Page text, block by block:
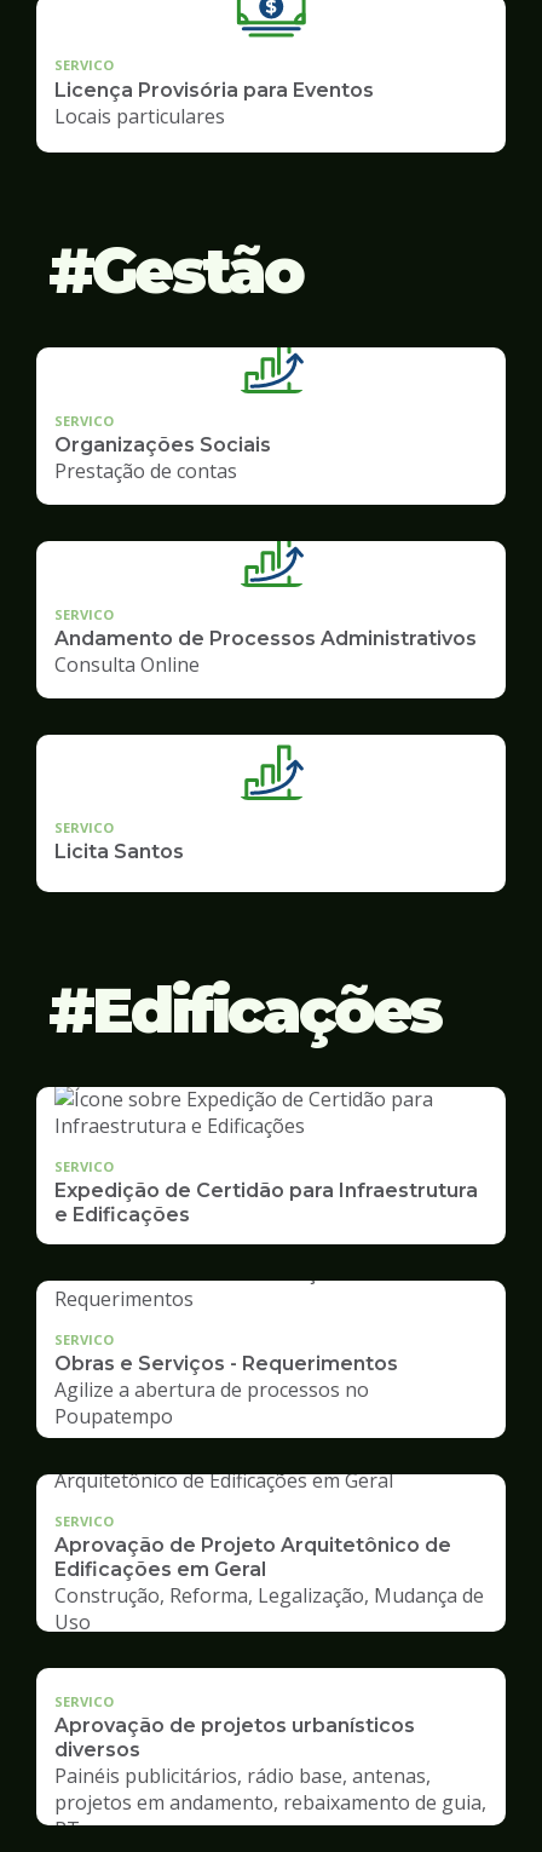
SERVICO
Licença Provisória para Eventos
Locais particulares
Gestão
SERVICO
Organizações Sociais
Prestação de contas
SERVICO
Andamento de Processos Administrativos
Consulta Online
SERVICO
Licita Santos
Edificações
SERVICO
Expedição de Certidão para Infraestrutura
e Edificações
SERVICO
Obras e Serviços - Requerimentos
Agilize a abertura de processos no
Poupatempo
SERVICO
Aprovação de Projeto Arquitetônico de
Edificações em Geral
Construção, Reforma, Legalização, Mudança de
Uso
SERVICO
Aprovação de projetos urbanísticos
diversos
Painéis publicitários, rádio base, antenas,
projetos em andamento, rebaixamento de guia,
RT